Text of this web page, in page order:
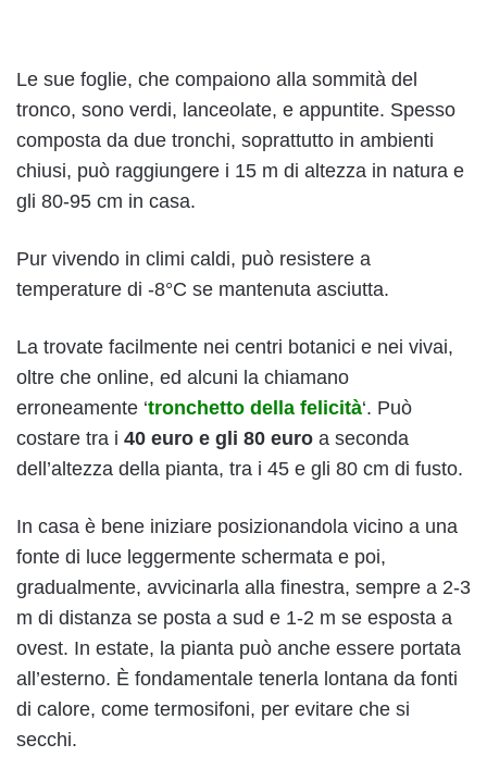
Le sue foglie, che compaiono alla sommità del
tronco, sono verdi, lanceolate, e appuntite. Spesso
composta da due tronchi, soprattutto in ambienti
chiusi, può raggiungere i 15 m di altezza in natura e
gli 80-95 cm in casa.
Pur vivendo in climi caldi, può resistere a
temperature di -8°C se mantenuta asciutta.
La trovate facilmente nei centri botanici e nei vivai,
oltre che online, ed alcuni la chiamano
erroneamente ‘tronchetto della felicità‘. Può
costare tra i 40 euro e gli 80 euro a seconda
dell’altezza della pianta, tra i 45 e gli 80 cm di fusto.
In casa è bene iniziare posizionandola vicino a una
fonte di luce leggermente schermata e poi,
gradualmente, avvicinarla alla finestra, sempre a 2-3
m di distanza se posta a sud e 1-2 m se esposta a
ovest. In estate, la pianta può anche essere portata
all’esterno. È fondamentale tenerla lontana da fonti
di calore, come termosifoni, per evitare che si
secchi.